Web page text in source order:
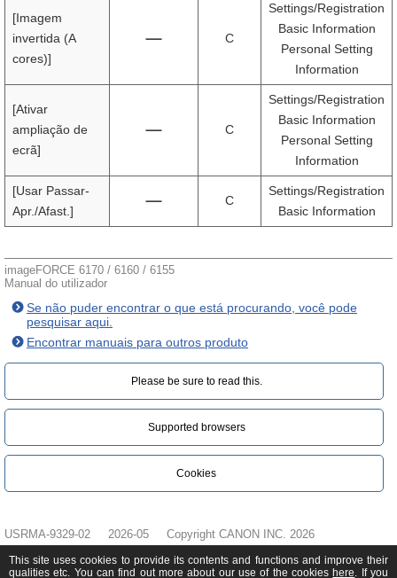
[Imagem
invertida (A
cores)]
C
Settings/Registration
Basic Information
Personal Setting
Information
[Ativar
ampliação de
ecrã]
C
Settings/Registration
Basic Information
Personal Setting
Information
[Usar Passar-
Apr./Afast.]
C
Settings/Registration
Basic Information
imageFORCE 6170 / 6160 / 6155
Manual do utilizador
Se não puder encontrar o que está procurando, você pode
pesquisar aqui.
Encontrar manuais para outros produto
Please be sure to read this.‎
Supported browsers
Cookies
USRMA-9329-02 2026-05 Copyright CANON INC. 2026
This site uses cookies to provide its contents and functions and improve their
qualities etc. You can find out more about our use of the cookies here. If you